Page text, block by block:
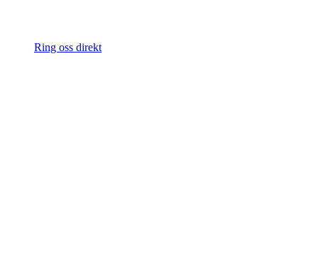
Ring oss direkt